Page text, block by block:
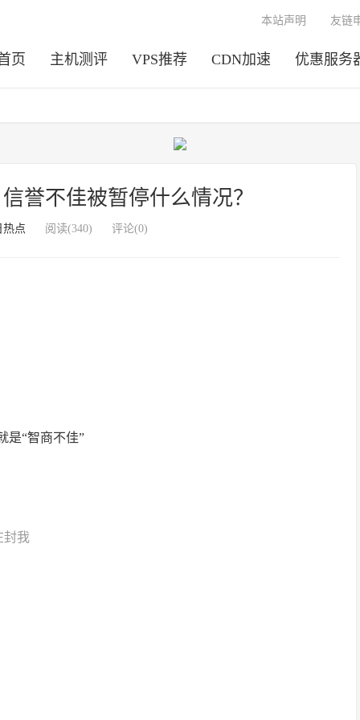
页 主机测评 VPS推荐 CDN加速 优惠服务
本站声明 友链
誉不佳被暂停什么情况？
热点 阅读(340) 评论(0)
是“智商不佳”
封我